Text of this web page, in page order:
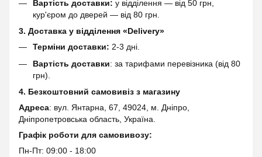
Вартість доставки: у відділення — від 50 грн,
кур'єром до дверей — від 80 грн.
3. Доставка у відділення «Delivery»
Терміни доставки: 2-3 дні.
Вартість доставки: за тарифами перевізника (від 80
грн).
4. Безкоштовний самовивіз з магазину
Адреса: вул. Янтарна, 67, 49024, м. Дніпро,
Дніпропетровська область, Україна.
Графік роботи для самовивозу:
Пн-Пт: 09:00 - 18:00